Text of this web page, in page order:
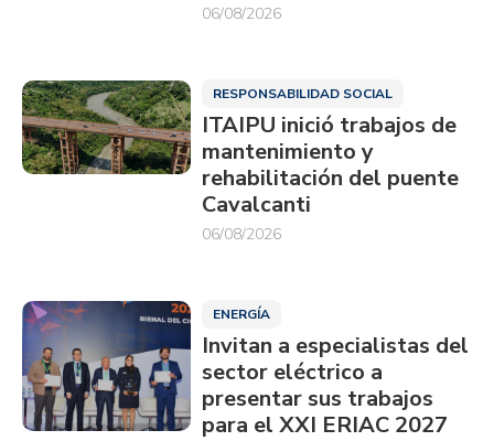
06/08/2026
RESPONSABILIDAD SOCIAL
ITAIPU inició trabajos de
mantenimiento y
rehabilitación del puente
Cavalcanti
06/08/2026
ENERGÍA
Invitan a especialistas del
sector eléctrico a
presentar sus trabajos
para el XXI ERIAC 2027